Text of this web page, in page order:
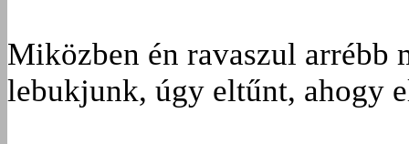
Miközben én ravaszul arrébb
lebukjunk, úgy eltűnt, ahogy